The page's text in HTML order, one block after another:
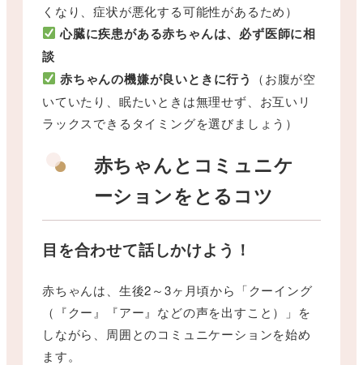
くなり、症状が悪化する可能性があるため）
心臓に疾患がある赤ちゃんは、必ず医師に相
談
赤ちゃんの機嫌が良いときに行う
（お腹が空
いていたり、眠たいときは無理せず、お互いリ
ラックスできるタイミングを選びましょう）
赤ちゃんとコミュニケ
ーションをとるコツ
目を合わせて話しかけよう！
赤ちゃんは、生後2～3ヶ月頃から「クーイング
（『クー』『アー』などの声を出すこと）」を
しながら、周囲とのコミュニケーションを始め
ます。